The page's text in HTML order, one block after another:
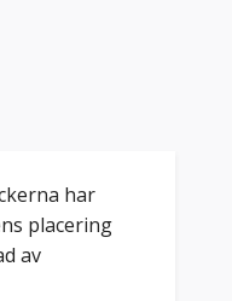
har
placering
av